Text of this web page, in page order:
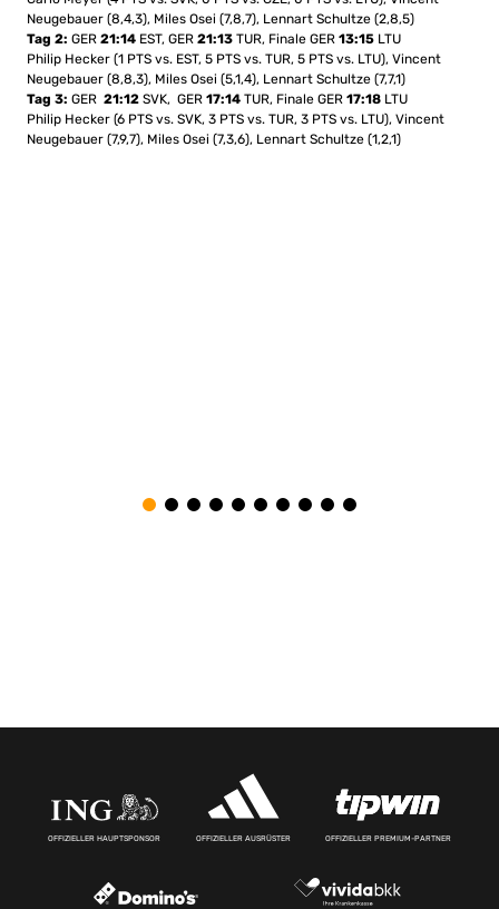
Neugebauer (8,4,3), Miles Osei (7,8,7), Lennart Schultze (2,8,5)
Tag 2: GER 21:14 EST, GER 21:13 TUR, Finale GER 13:15 LTU
Philip Hecker (1 PTS vs. EST, 5 PTS vs. TUR, 5 PTS vs. LTU), Vincent
Neugebauer (8,8,3), Miles Osei (5,1,4), Lennart Schultze (7,7,1)
Tag 3: GER 21:12 SVK, GER 17:14 TUR, Finale GER 17:18 LTU
Philip Hecker (6 PTS vs. SVK, 3 PTS vs. TUR, 3 PTS vs. LTU), Vincent
Neugebauer (7,9,7), Miles Osei (7,3,6), Lennart Schultze (1,2,1)
OFFIZIELLER HAUPTSPONSOR OFFIZIELLER AUSRÜSTER OFFIZIELLER PREMIUM-PARTNER